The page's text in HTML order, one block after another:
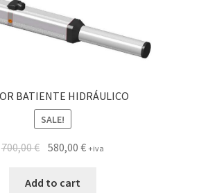
BATIENTE HIDRÁULICO
SALE!
700,00€ 580,00€ +iva
Add to cart